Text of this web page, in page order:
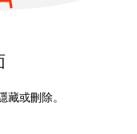
或刪除。